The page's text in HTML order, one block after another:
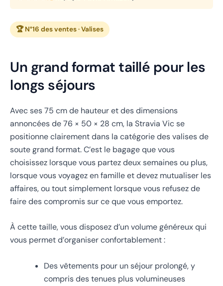
🏆 N°16 des ventes · Valises
Un grand format taillé pour les
longs séjours
Avec ses 75 cm de hauteur et des dimensions
annoncées de 76 × 50 × 28 cm, la Stravia Vic se
positionne clairement dans la catégorie des valises de
soute grand format. C’est le bagage que vous
choisissez lorsque vous partez deux semaines ou plus,
lorsque vous voyagez en famille et devez mutualiser les
affaires, ou tout simplement lorsque vous refusez de
faire des compromis sur ce que vous emportez.
À cette taille, vous disposez d’un volume généreux qui
vous permet d’organiser confortablement :
Des vêtements pour un séjour prolongé, y
compris des tenues plus volumineuses